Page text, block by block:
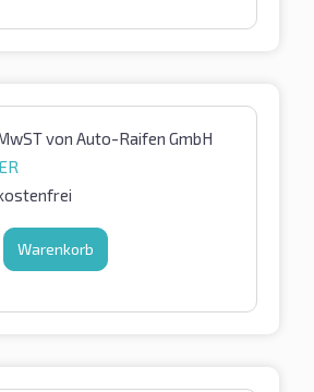
von Auto-Raifen GmbH
Warenkorb